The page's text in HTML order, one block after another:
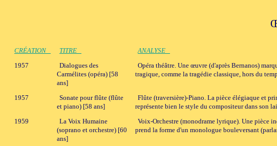
CRÉATION TITRE ANALYSE
1957
Dialogues des
Carmélites (opéra) [58
ans]
Opéra théâtre. Une œuvre (d'après Bernanos)
tragique, comme la tragédie classique, hors du
1957
Sonate pour flûte (flûte
et piano) [58 ans]
Flûte (traversière)-Piano. La pièce élégiaque et
représente bien le style du compositeur dans son
1959
La Voix Humaine
(soprano et orchestre) [60
ans]
Voix-Orchestre (monodrame lyrique). Une pièce
prend la forme d'un monologue bouleversant